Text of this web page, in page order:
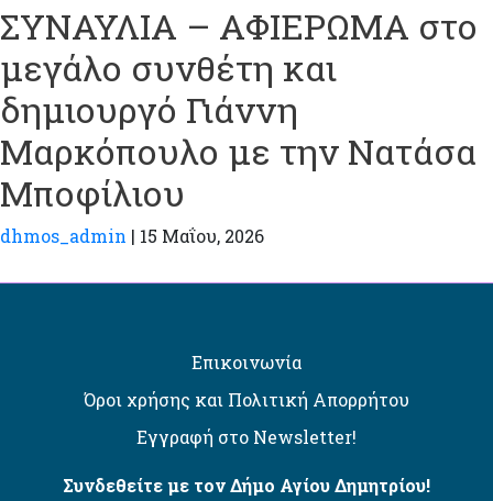
ΣΥΝΑΥΛΙΑ – ΑΦΙΕΡΩΜΑ στο
μεγάλο συνθέτη και
δημιουργό Γιάννη
Μαρκόπουλο με την Νατάσα
Μποφίλιου
dhmos_admin | 15 Μαΐου, 2026
Επικοινωνία
Όροι χρήσης και Πολιτική Απορρήτου
Εγγραφή στο Newsletter!
Συνδεθείτε με τον Δήμο Αγίου Δημητρίου!